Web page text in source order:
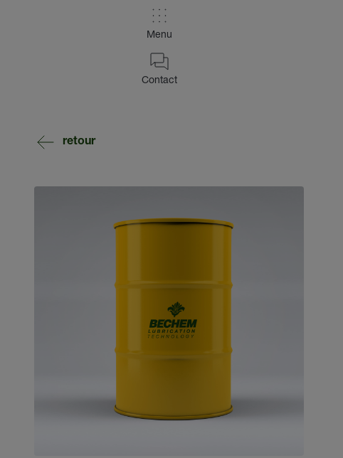
Menu
Contact
retour